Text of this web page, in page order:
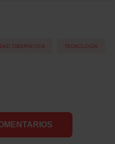
CIBERNETICA TECNOLOGÍA